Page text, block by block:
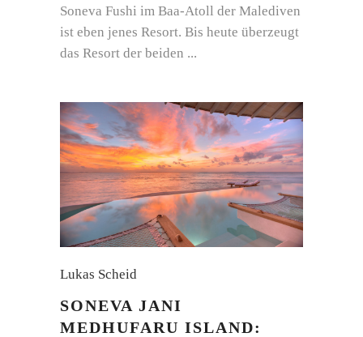
Soneva Fushi im Baa-Atoll der Malediven
ist eben jenes Resort. Bis heute überzeugt
das Resort der beiden
Lukas Scheid
SONEVA JANI
MEDHUFARU ISLAND: